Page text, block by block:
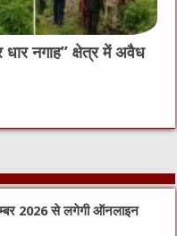
धार नगाह” क्षेत्र में अवैध
2026 से लगेगी ऑनलाइन